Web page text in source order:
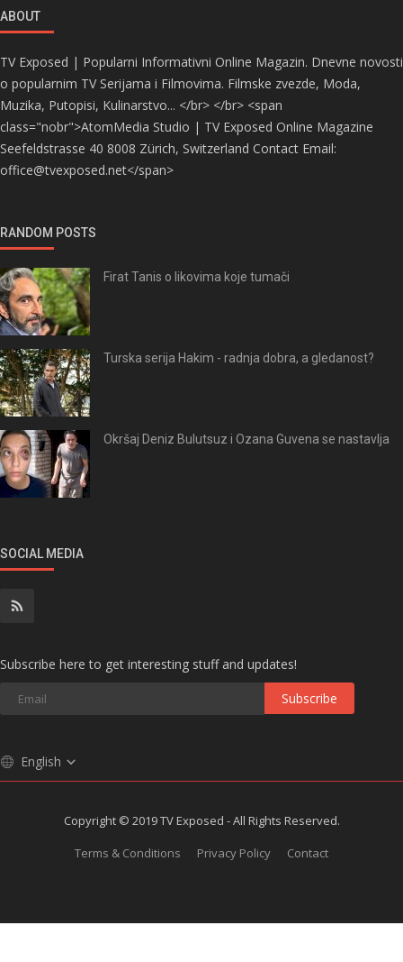
ABOUT
TV Exposed | Popularni Informativni Online Magazin. Dnevne novosti
o popularnim TV Serijama i Filmovima. Filmske zvezde, Moda,
Muzika, Putopisi, Kulinarstvo... </br> </br> <span
class="nobr">AtomMedia Studio | TV Exposed Online Magazine
Seefeldstrasse 40 8008 Zürich, Switzerland Contact Email:
office@tvexposed.net</span>
RANDOM POSTS
Firat Tanis o likovima koje tumači
Turska serija Hakim - radnja dobra, a gledanost?
Okršaj Deniz Bulutsuz i Ozana Guvena se nastavlja
SOCIAL MEDIA
Subscribe here to get interesting stuff and updates!
Subscribe
English
Copyright © 2019 TV Exposed - All Rights Reserved.
Terms & Conditions
Privacy Policy Contact